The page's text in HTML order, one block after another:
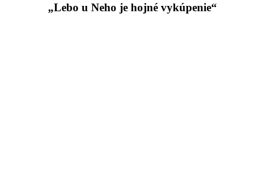
„Lebo u Neho je hojné vykúpenie“